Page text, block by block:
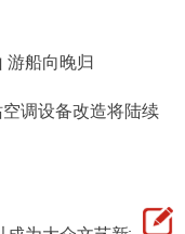
游船向晚归
调设备改造将陆续